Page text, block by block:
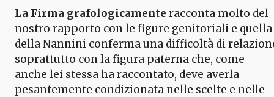
La Firma grafologicamente racconta molto del
nostro rapporto con le figure genitoriali e quella
della Nannini conferma una difficoltà di
soprattutto con la figura paterna che, come
anche lei stessa ha raccontato, deve averla
pesantemente condizionata nelle scelte e nelle